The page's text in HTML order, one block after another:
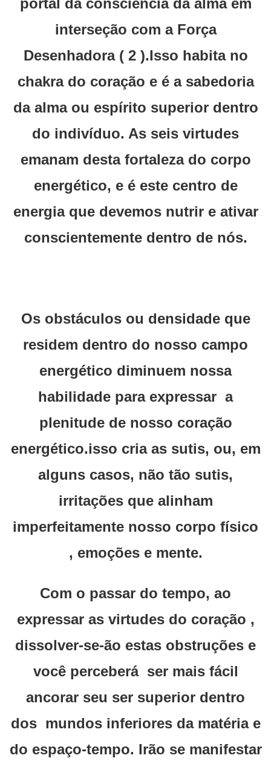
interseção com a Força
Desenhadora ( 2 ).Isso habita no
chakra do coração e é a sabedoria
da alma ou espírito superior dentro
do indivíduo. As seis virtudes
emanam desta fortaleza do corpo
energético, e é este centro de
energia que devemos nutrir e ativar
conscientemente dentro de nós.
Os obstáculos ou densidade que
residem dentro do nosso campo
energético diminuem nossa
habilidade para expressar a
plenitude de nosso coração
energético.isso cria as sutis, ou, em
alguns casos, não tão sutis,
irritações que alinham
imperfeitamente nosso corpo físico
, emoções e mente.
Com o passar do tempo, ao
expressar as virtudes do coração ,
dissolver-se-ão estas obstruções e
você perceberá ser mais fácil
ancorar seu ser superior dentro
dos mundos inferiores da matéria e
do espaço-tempo. Irão se manifestar